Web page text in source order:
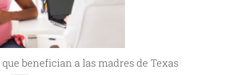
benefician a las madres de Texas